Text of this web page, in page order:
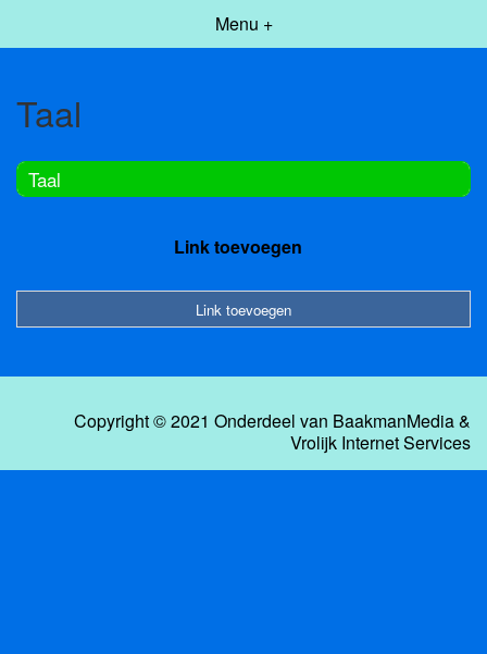
Menu +
Taal
Taal
Link toevoegen
Link toevoegen
Copyright © 2021 Onderdeel van BaakmanMedia&
Vrolijk Internet Services